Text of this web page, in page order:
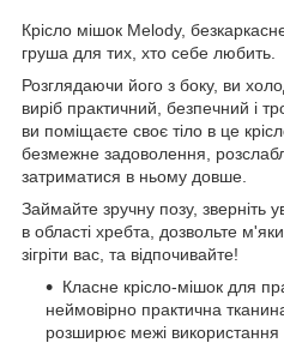
Крісло мішок Melody,
груша для тих, хто себе любить.
Розглядаючи його з боку, ви
виріб практичний, безпечний і
ви поміщаєте своє тіло в це
безмежне задоволення,
затриматися в ньому довше.
Займайте зручну позу, зверніть
в області хребта, дозвольте
зігріти вас, та відпочивайте!
Класне крісло-мішок для
неймовірно практична
розширює межі використання